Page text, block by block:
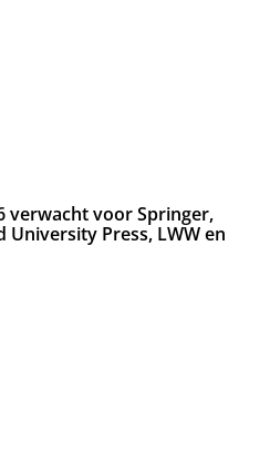
verwacht voor Springer,
Press, LWW en